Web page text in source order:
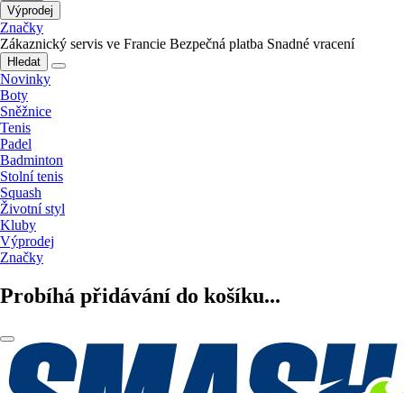
Výprodej
Značky
Zákaznický servis ve Francie Bezpečná platba Snadné vracení
Hledat
Novinky
Boty
Sněžnice
Tenis
Padel
Badminton
Stolní tenis
Squash
Životní styl
Kluby
Výprodej
Značky
Probíhá přidávání do košíku...